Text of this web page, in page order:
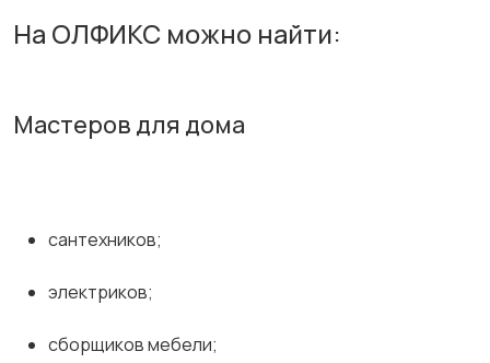
На ОЛФИКС можно найти:
Мастеров для дома
сантехников;
электриков;
сборщиков мебели;